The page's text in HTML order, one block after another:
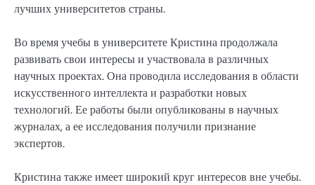
лучших университетов страны.
Во время учебы в университете Кристина продолжала
развивать свои интересы и участвовала в различных
научных проектах. Она проводила исследования в области
искусственного интеллекта и разработки новых
технологий. Ее работы были опубликованы в научных
журналах, а ее исследования получили признание
экспертов.
Кристина также имеет широкий круг интересов вне учебы.